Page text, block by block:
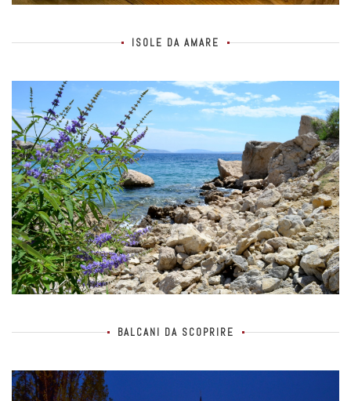
ISOLE DA AMARE
BALCANI DA SCOPRIRE